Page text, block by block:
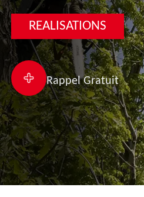
REALISATIONS
Rappel Gratuit